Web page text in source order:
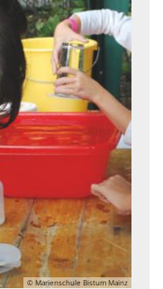
© Marienschule Bistum Mainz